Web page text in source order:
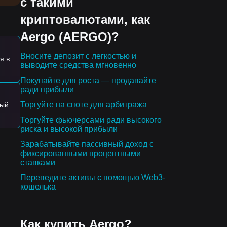
в
криптовалютами, как
Aergo (AERGO)?
Вносите депозит с легкостью и
выводите средства мгновенно
Покупайте для роста — продавайте
ради прибыли
Торгуйте на споте для арбитража
Торгуйте фьючерсами ради высокого
риска и высокой прибыли
Зарабатывайте пассивный доход с
фиксированными процентными
ставками
Переведите активы с помощью Web3-
кошелька
Как купить Aergo?